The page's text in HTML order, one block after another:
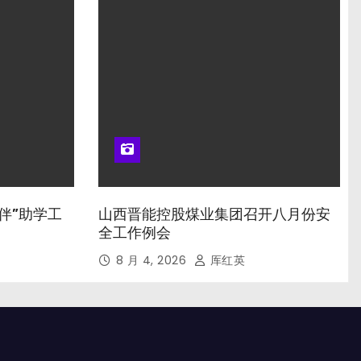
”助学工
山西晋能控股煤业集团召开八月份安
全工作例会
8 月 4, 2026 厍红英